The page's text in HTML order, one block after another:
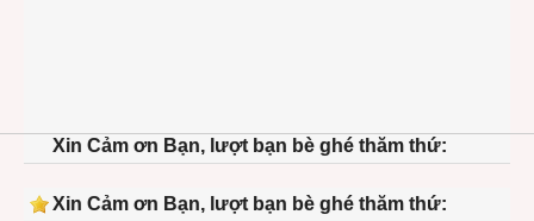
Xin Cảm ơn Bạn, lượt bạn bè ghé thăm thứ:
Xin Cảm ơn Bạn, lượt bạn bè ghé thăm thứ: